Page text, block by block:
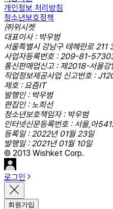
개인정보 처리방침
청소년보호정책
㈜위시켓
대표이사 : 박우범
서울특별시 강남구 테헤란로 211
사업자등록번호 : 209-81-
통신판매업신고 : 제2018-서울
직업정보제공사업 신고번호 :
제호 : 요즘IT
발행인 : 박우범
편집인 : 노희선
청소년보호책임자 : 박우범
인터넷신문등록번호 : 서울,아
등록일 : 2022년 01월 23일
발행일 : 2021년 01월 10일
© 2013 Wishket Corp.
로그인
회원가입